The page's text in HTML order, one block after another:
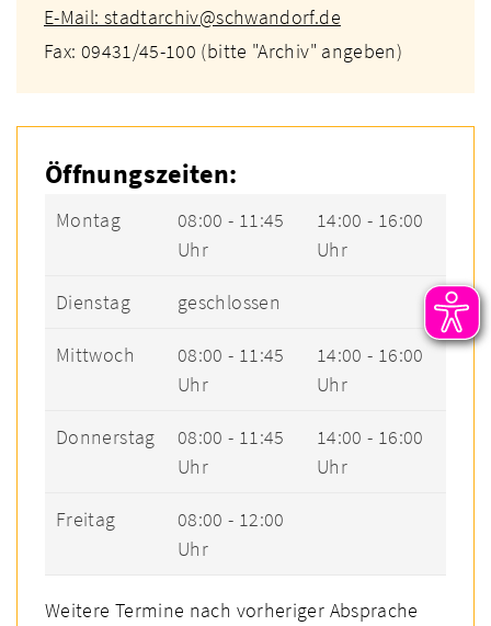
E-Mail: stadtarchiv@schwandorf.de
Fax: 09431/45-100 (bitte "Archiv" angeben)
Öffnungszeiten:
Montag
08:00 - 11:45
Uhr
14:00 - 16:00
Uhr
Dienstag geschlossen
Mittwoch
08:00 - 11:45
Uhr
14:00 - 16:00
Uhr
Donnerstag
08:00 - 11:45
Uhr
14:00 - 16:00
Uhr
Freitag
08:00 - 12:00
Uhr
Weitere Termine nach vorheriger Absprache